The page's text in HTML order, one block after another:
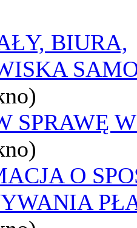
BIURA,
SPRAWĘ
O